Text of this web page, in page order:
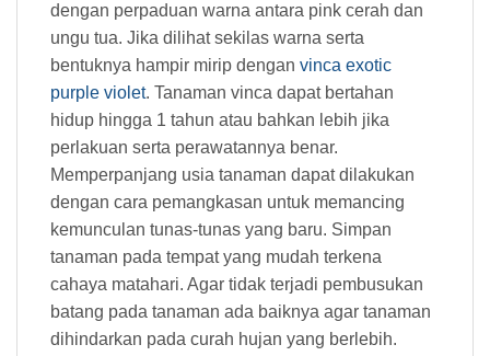
dengan perpaduan warna antara pink cerah dan
ungu tua. Jika dilihat sekilas warna serta
bentuknya hampir mirip dengan vinca exotic
purple violet. Tanaman vinca dapat bertahan
hidup hingga 1 tahun atau bahkan lebih jika
perlakuan serta perawatannya benar.
Memperpanjang usia tanaman dapat dilakukan
dengan cara pemangkasan untuk memancing
kemunculan tunas-tunas yang baru. Simpan
tanaman pada tempat yang mudah terkena
cahaya matahari. Agar tidak terjadi pembusukan
batang pada tanaman ada baiknya agar tanaman
dihindarkan pada curah hujan yang berlebih.